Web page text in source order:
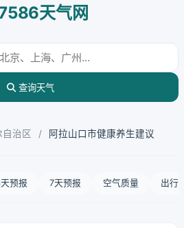
天气网
查询天气
自治区 / 阿拉山口市健康养生建议
预报 7天预报 空气质量 出行